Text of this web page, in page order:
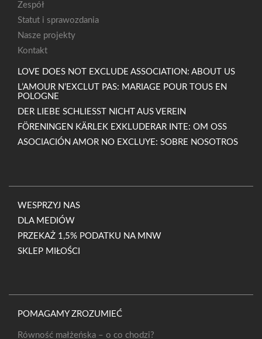
Zespół
Statut i sprawozdania
Nasze projekty
Kontakt
LOVE DOES NOT EXCLUDE ASSOCIATION: ABOUT US
L’AMOUR N’EXCLUT PAS: MARIAGE POUR TOUS EN
POLOGNE
DER LIEBE SCHLIESST NICHT AUS VEREIN
FÖRENINGEN KÄRLEK EXKLUDERAR INTE: OM OSS
ASOCIACIÓN AMOR NO EXCLUYE: SOBRE NOSOTROS
WESPRZYJ NAS
DLA MEDIÓW
PRZEKAŻ 1,5% PODATKU NA MNW
SKLEP MIŁOŚCI
POMAGAMY ZROZUMIEĆ
Równość małżeńska – o co chodzi?